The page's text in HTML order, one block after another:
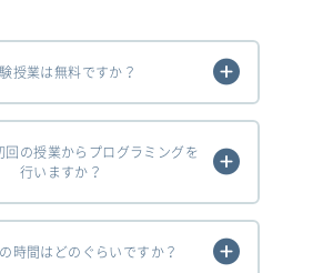
授業は無料ですか？
回の授業からプログラミングを
行いますか？
時間はどのぐらいですか？